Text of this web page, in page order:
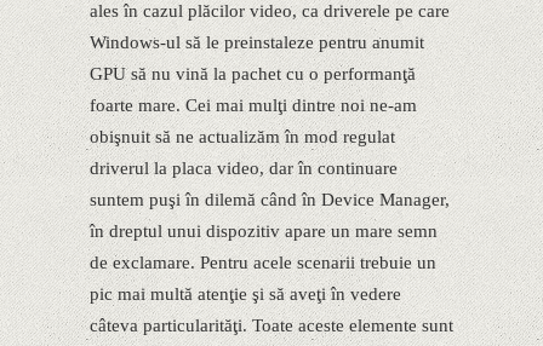
ales în cazul plăcilor video, ca driverele pe care
Windows-ul să le preinstaleze pentru anumit
GPU să nu vină la pachet cu o performanţă
foarte mare. Cei mai mulţi dintre noi ne-am
obişnuit să ne actualizăm în mod regulat
driverul la placa video, dar în continuare
suntem puşi în dilemă când în Device Manager,
în dreptul unui dispozitiv apare un mare semn
de exclamare. Pentru acele scenarii trebuie un
pic mai multă atenţie şi să aveţi în vedere
câteva particularităţi. Toate aceste elemente sunt